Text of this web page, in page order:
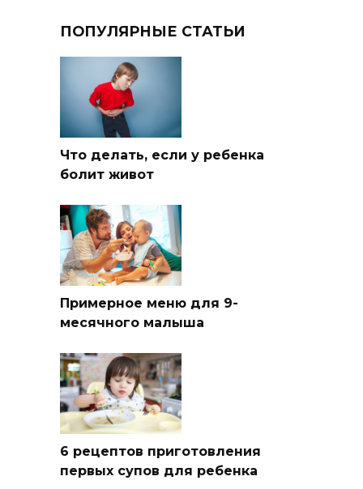
ПОПУЛЯРНЫЕ СТАТЬИ
Что делать, если у ребенка
болит живот
Примерное меню для 9-
месячного малыша
6 рецептов приготовления
первых супов для ребенка